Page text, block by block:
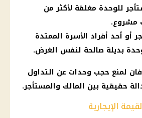
للوحدة مغلقة لأكثر من
مشروع.
أو أحد أفراد الأسرة الممتدة
بديلة صالحة لنفس الغرض.
لمنع حجب وحدات عن التداول
حقيقية بين المالك والمستأجر.
الإيجارية